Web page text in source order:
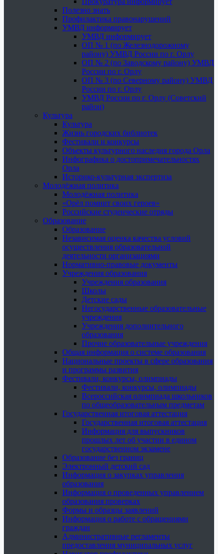
Полезно знать
Профилактика правонарушений
УМВД информирует
УМВД информирует
ОП № 1 (по Железнодорожному
району) УМВД России по г. Орлу
ОП № 2 (по Заводскому району) УМВД
России по г. Орлу
ОП № 3 (по Северному району) УМВД
России по г. Орлу
УМВД России по г. Орлу (Советский
район)
Культура
Культура
Жизнь городских библиотек
Фестивали и конкурсы
Объекты культурного наследия города Орла
Инфографика о достопримечательностях
Орла
Историко-культурная экспертиза
Молодёжная политика
Молодёжная политика
«Орёл помнит своих героев»
Российские студенческие отряды
Образование
Образование
Независимая оценка качества условий
осуществления образовательной
деятельности организациями
Нормативно-правовые документы
Учреждения образования
Учреждения образования
Школы
Детские сады
Негосударственные образовательные
учреждения
Учреждения дополнительного
образования
Прочие образовательные учреждения
Общая информация о системе образования
Национальные проекты в сфере образования
и программы развития
Фестивали, конкурсы, олимпиады
Фестивали, конкурсы, олимпиады
Всероссийская олимпиада школьников
по общеобразовательным предметам
Государственная итоговая аттестация
Государственная итоговая аттестация
Информация для выпускников
прошлых лет об участии в едином
государственном экзамене
Образование без границ
Электронный детский сад
Информация о закупках управления
образования
Информация о проведенных управлением
образования проверках
Формы и образцы заявлений
Информация о работе с обращениями
граждан
Административные регламенты
предоставления муниципальных услуг